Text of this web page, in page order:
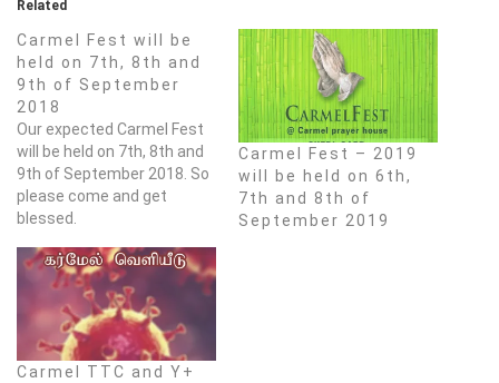
Related
Carmel Fest will be
held on 7th, 8th and
9th of September
2018
Our expected Carmel Fest
will be held on 7th, 8th and
9th of September 2018. So
please come and get
blessed.
Carmel Fest – 2019
will be held on 6th,
7th and 8th of
September 2019
Carmel TTC and Y+